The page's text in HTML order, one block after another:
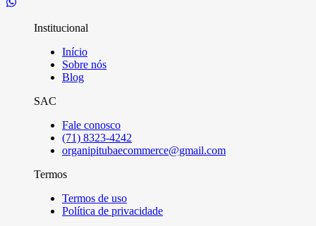
Institucional
Início
Sobre nós
Blog
SAC
Fale conosco
(71) 8323-4242
organipitubaecommerce@gmail.com
Termos
Termos de uso
Política de privacidade